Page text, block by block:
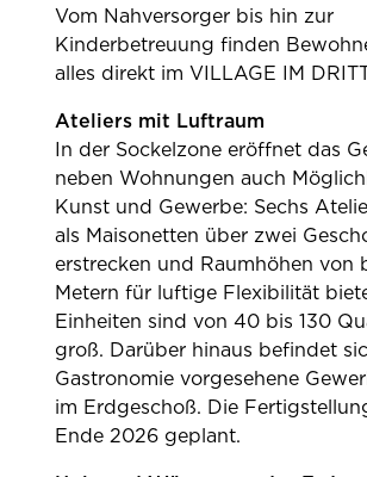
Vom Nahversorger bis hin zur
Kinderbetreuung finden
alles direkt im VILLAGE IM
Ateliers mit Luftraum
In der Sockelzone eröffnet das
neben Wohnungen auch
Kunst und Gewerbe: Sechs
als Maisonetten über zwei
erstrecken und Raumhöhen von
Metern für luftige Flexibilität
Einheiten sind von 40 bis 130
groß. Darüber hinaus befindet
Gastronomie vorgesehene
im Erdgeschoß. Die
Ende 2026 geplant.